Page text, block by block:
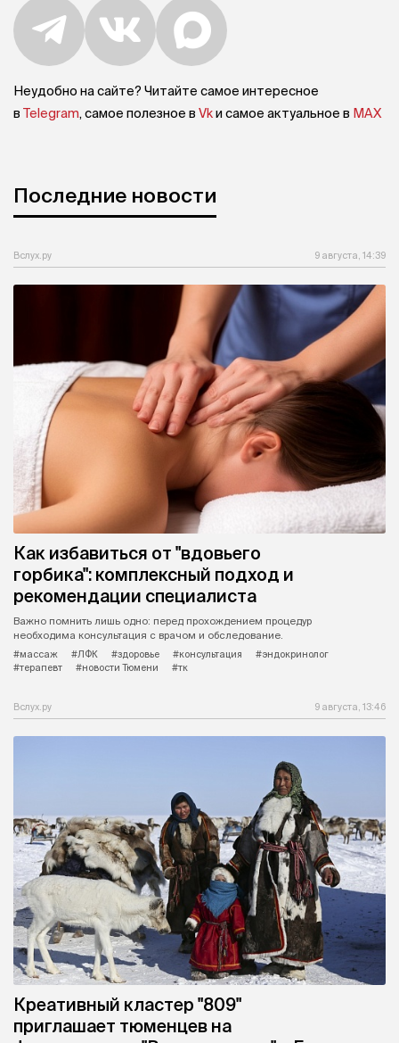
Неудобно на сайте? Читайте самое интересное
в Telegram, самое полезное в Vkи самое актуальное в MAX
Последние новости
Вслух.ру 9 августа, 14:39
Как избавиться от "вдовьего
горбика": комплексный подход и
рекомендации специалиста
Важно помнить лишь одно: перед прохождением процедур
необходима консультация с врачом и обследование.
#массаж
#ЛФК #здоровье #консультация
#эндокринолог
#терапевт
#новости Тюмени #тк
Вслух.ру 9 августа, 13:46
Креативный кластер "809"
приглашает тюменцев на